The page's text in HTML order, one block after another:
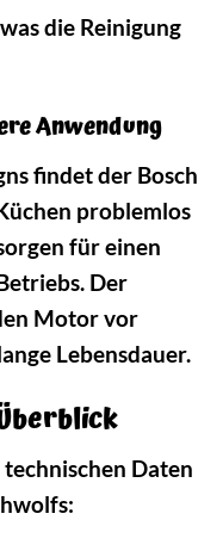
die Reinigung
Anwendung
findet der Bosch
problemlos
für einen
Der
Motor vor
Lebensdauer.
Daten